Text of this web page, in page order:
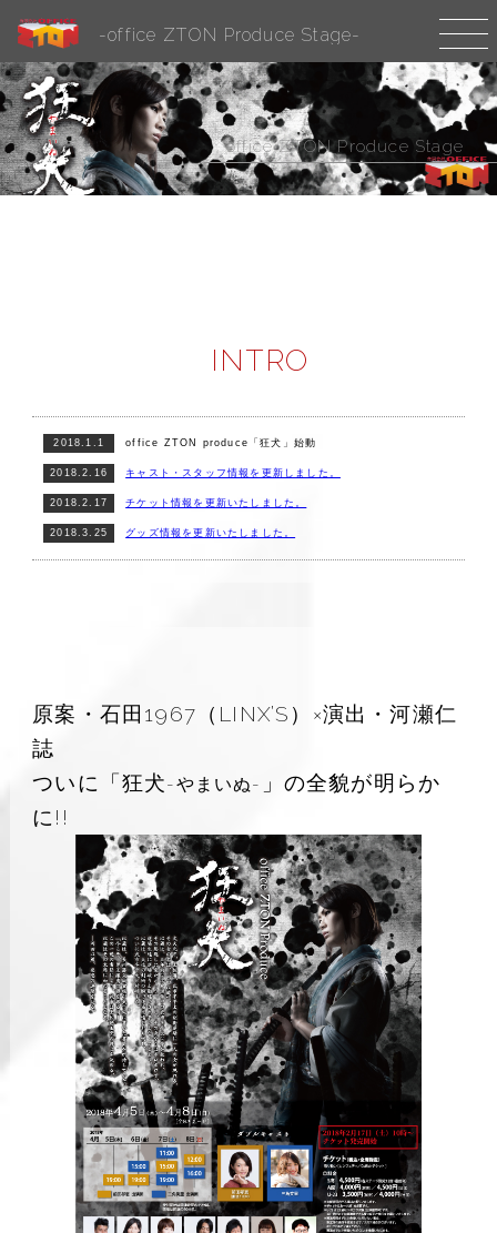
-office ZTON Produce Stage-
office ZTON Produce Stage
INTRO
2018.1.1 office ZTON produce「狂犬」始動
2018.2.16 キャスト・スタッフ情報を更新しました。
2018.2.17 チケット情報を更新いたしました。
2018.3.25 グッズ情報を更新いたしました。
原案・石田1967（LINX’S）×演出・河瀬仁
誌
ついに「狂犬-やまいぬ- 」の全貌が明らか
に!!